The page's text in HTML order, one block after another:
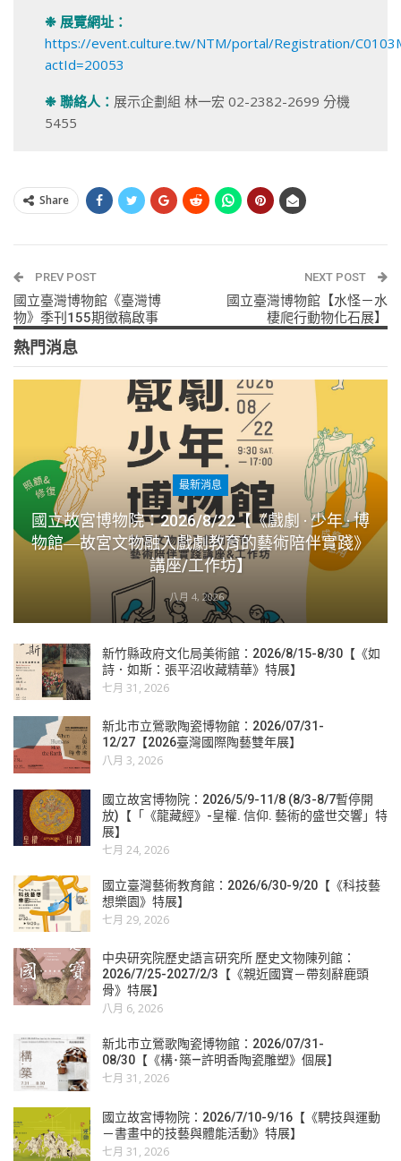
❉ 展覽網址：
https://event.culture.tw/NTM/portal/Registration/
actId=20053
❉ 聯絡人： 展示企劃組 林一宏 02-2382-2699 分機
5455
Share
PREV POST
國立臺灣博物館《臺灣博
物》季刊155期徵稿啟事
NEXT POST
國立臺灣博物館【水怪－水
棲爬行動物化石展】
熱門消息
最新消息
國立故宮博物院：2026/8/22【《戲劇 · 少年 · 博
物館―故宮文物融入戲劇教育的藝術陪伴實踐》
講座/工作坊】
八月 4, 2026
新竹縣政府文化局美術館：2026/8/15-8/30【《如
詩．如斯：張平沼收藏精華》特展】
七月 31, 2026
新北市立鶯歌陶瓷博物館：2026/07/31-
12/27【2026臺灣國際陶藝雙年展】
八月 3, 2026
國立故宮博物院：2026/5/9-11/8 (8/3-8/7暫停開
放)【「《龍藏經》-皇權. 信仰. 藝術的盛世交響」特
展】
七月 24, 2026
國立臺灣藝術教育館：2026/6/30-9/20【《科技藝
想樂園》特展】
七月 29, 2026
中央研究院歷史語言研究所 歷史文物陳列館：
2026/7/25-2027/2/3【《親近國寶－帶刻辭鹿頭
骨》特展】
八月 6, 2026
新北市立鶯歌陶瓷博物館：2026/07/31-
08/30【《構･築—許明香陶瓷雕塑》個展】
七月 31, 2026
國立故宮博物院：2026/7/10-9/16【《騁技與運動
－書畫中的技藝與體能活動》特展】
七月 31, 2026